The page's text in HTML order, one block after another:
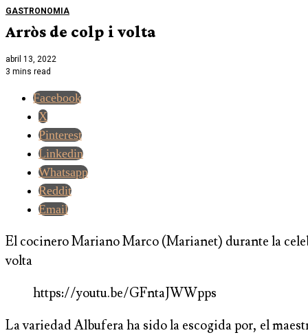
GASTRONOMIA
Arròs de colp i volta
abril 13, 2022
3 mins read
Facebook
X
Pinterest
Linkedin
Whatsapp
Reddit
Email
El cocinero Mariano Marco (Marianet) durante la
volta
https://youtu.be/GFntaJWWpps
La variedad Albufera ha sido la escogida por, el